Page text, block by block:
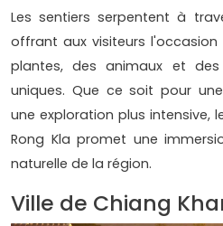
Les sentiers serpentent à
offrant aux visiteurs
plantes, des animaux et
uniques. Que ce soit pour
une exploration plus intensive,
Rong Kla promet une
naturelle de la région.
Ville de Chiang